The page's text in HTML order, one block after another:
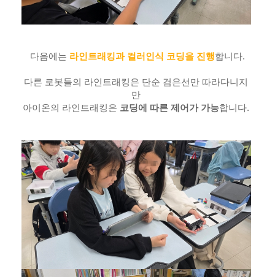
다음에는 라인트래킹과 컬러인식 코딩을 진행합니다.
다른 로봇들의 라인트래킹은 단순 검은선만 따라다니지
만
아이온의 라인트래킹은 코딩에 따른 제어가 가능합니다.